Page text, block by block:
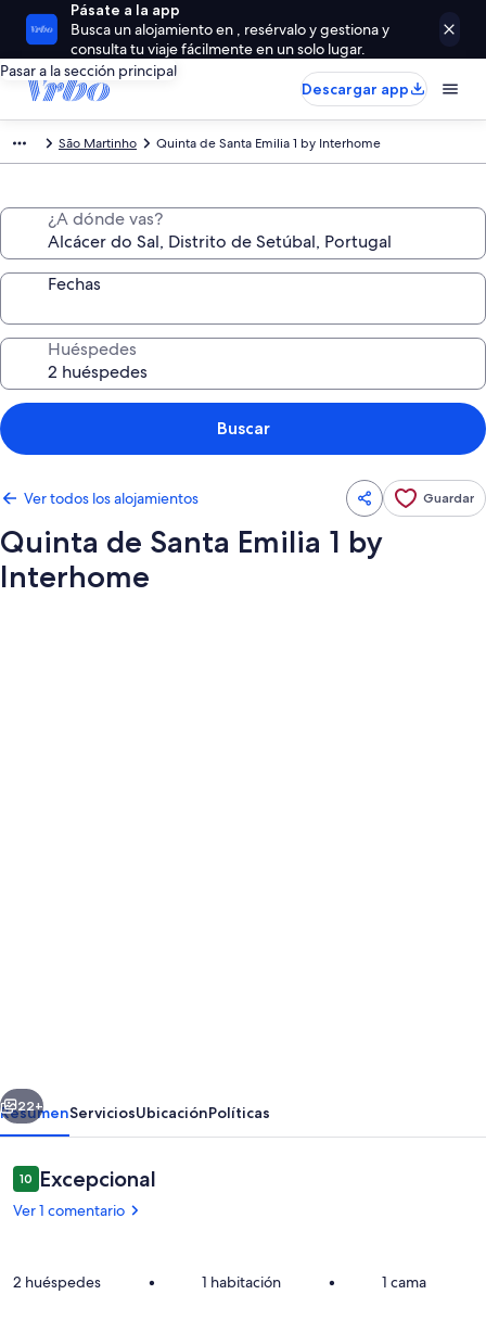
Pásate a la app
Busca un alojamiento en , resérvalo y gestiona y
consulta tu viaje fácilmente en un solo lugar.
Pasar a la sección principal
Descargar app
São Martinho Quinta de Santa Emilia 1 by Interhome
¿A dónde vas?
Fechas
Huéspedes
Buscar
Ver todos los alojamientos Guardar
Quinta de Santa Emilia 1 by
Interhome
1
by
Interhome
Siguiente
22+
ResumenServiciosUbicaciónPolíticas
Comentarios
1010 de 10
Excepcional
Ver 1 comentario
2 huéspedes • 1 habitación • 1 cama